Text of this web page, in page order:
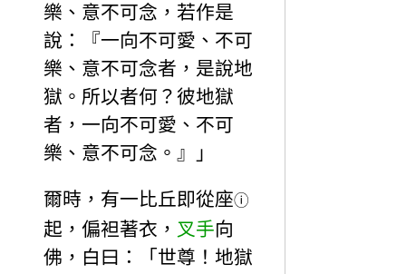
樂、意不可念，若作是
說：『一向不可愛、不可
樂、意不可念者，是說地
獄。所以者何？彼地獄
者，一向不可愛、不可
樂、意不可念。』」
爾時，有一比丘即從座ⓘ
起，偏袒著衣， 叉手向
佛，白曰：「世尊！地獄